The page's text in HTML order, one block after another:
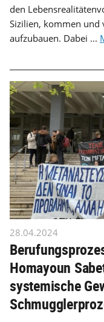
den
Sizilien, kommen und
aufzubauen. Dabei ...
28.04.2024
Homayoun
systemische